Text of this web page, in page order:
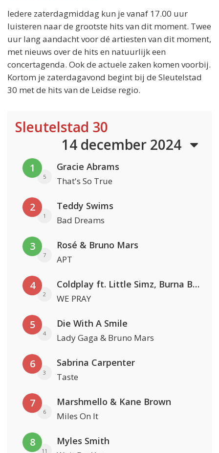
Iedere zaterdagmiddag kun je vanaf 17.00 uur
luisteren naar de grootste hits van dit moment. Twee
uur lang aandacht voor dé artiesten van dit moment,
met nieuws over de hits en natuurlijk een
concertagenda. Ook de actuele zaken komen voorbij.
Kortom je zaterdagavond begint bij de Sleutelstad
30 met de hits van de Leidse regio.
Sleutelstad 30
14 december 2024
1
5
Gracie Abrams
That's So True
2
1
Teddy Swims
Bad Dreams
3
7
Rosé & Bruno Mars
APT
4
2
Coldplay ft. Little Simz, Burna Boy, Elyanna & Tini
WE PRAY
5
4
Die With A Smile
Lady Gaga & Bruno Mars
6
3
Sabrina Carpenter
Taste
7
6
Marshmello & Kane Brown
Miles On It
8
11
Myles Smith